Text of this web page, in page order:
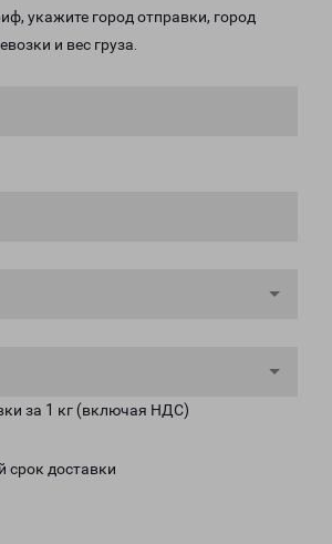
укажите город отправки, город
и вес груза.
за 1 кг (включая НДС)
срок доставки